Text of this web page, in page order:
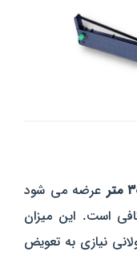
عرضه می‌ شود
است. این میزان
نیازی به تعویض